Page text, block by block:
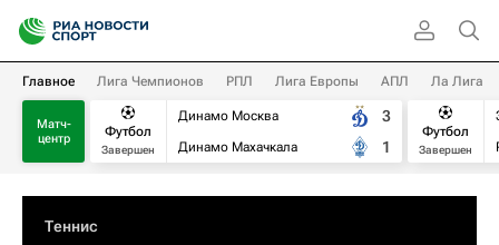
Главное Лига Чемпионов РПЛ Лига Европы АПЛ Ла Лига
Матч-
центр
Футбол
Завершен
Динамо Москва
Динамо Махачкала
3
1
Футбол
Завершен
Теннис